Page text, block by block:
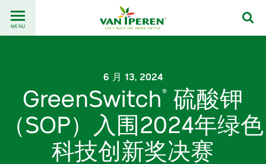
content
Back
to
MENU
6 月 13, 2024
GreenSwitch® 硫酸钾
（SOP）入围2024年绿色
科技创新奖决赛